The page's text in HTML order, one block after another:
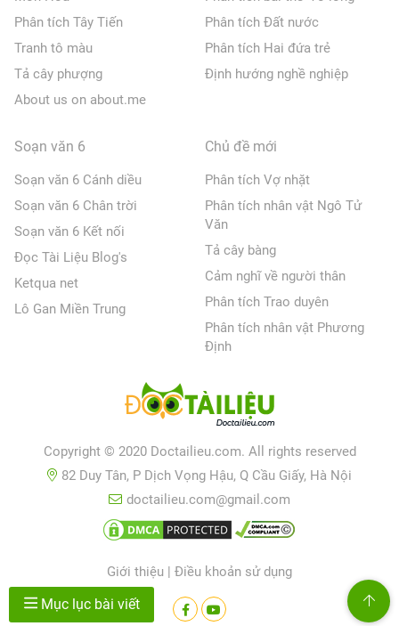
Mục lục bài viết
Phân tích Tây Tiến
Tranh tô màu
Tả cây phượng
About us on about.me
Phân tích Đất nước
Phân tích Hai đứa trẻ
Định hướng nghề nghiệp
Soạn văn 6
Soạn văn 6 Cánh diều
Soạn văn 6 Chân trời
Soạn văn 6 Kết nối
Đọc Tài Liệu Blog's
Ketqua net
Lô Gan Miền Trung
Chủ đề mới
Phân tích Vợ nhặt
Phân tích nhân vật Ngô Tử
Văn
Tả cây bàng
Cảm nghĩ về người thân
Phân tích Trao duyên
Phân tích nhân vật Phương
Định
Copyright © 2020 Doctailieu.com. All rights reserved
82 Duy Tân, P Dịch Vọng Hậu, Q Cầu Giấy, Hà Nội
doctailieu.com@gmail.com
Giới thiệu | Điều khoản sử dụng